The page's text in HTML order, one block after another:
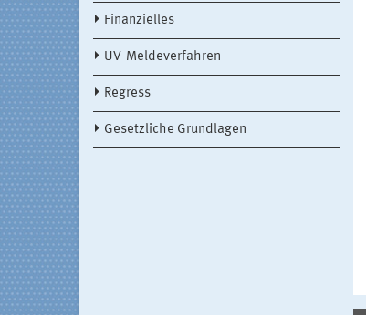
Finanzielles
UV-Meldeverfahren
Regress
Gesetzliche Grundlagen